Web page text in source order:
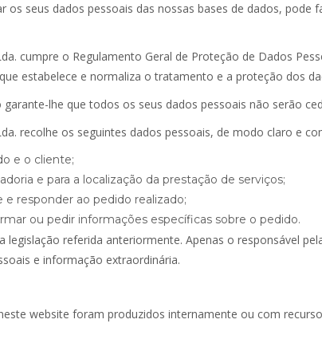
os seus dados pessoais das nossas bases de dados, pode
cumpre o Regulamento Geral de Proteção de Dados
estabelece e normaliza o tratamento e a proteção dos
lhe que todos os seus dados pessoais não serão
recolhe os seguintes dados pessoais, de modo claro e
e o cliente;
e para a localização da prestação de serviços;
responder ao pedido realizado;
ou pedir informações específicas sobre o pedido.
referida anteriormente. Apenas o responsável
e informação extraordinária.
website foram produzidos internamente ou com